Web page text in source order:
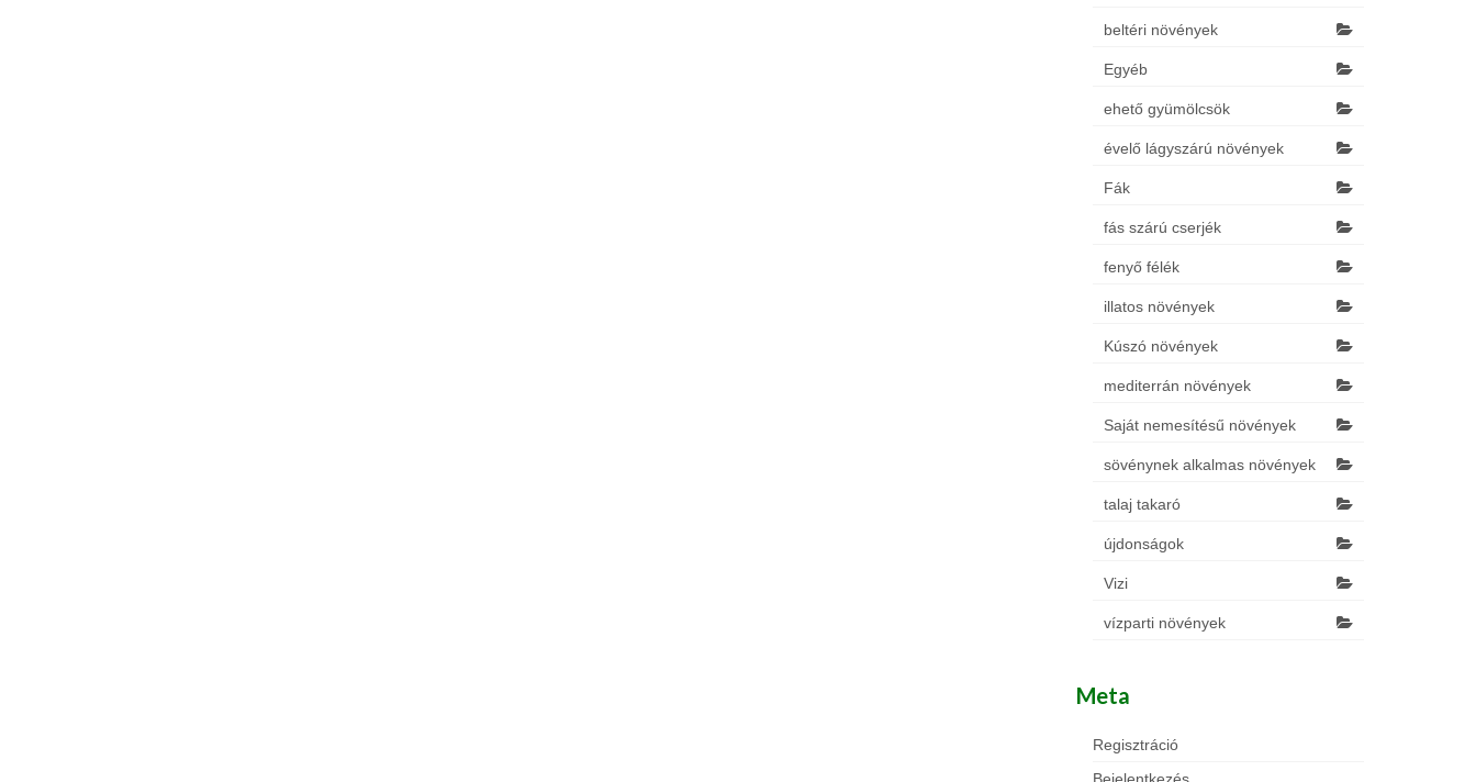
beltéri növények
Egyéb
ehető gyümölcsök
évelő lágyszárú növények
Fák
fás szárú cserjék
fenyő félék
illatos növények
Kúszó növények
mediterrán növények
Saját nemesítésű növények
sövénynek alkalmas növények
talaj takaró
újdonságok
Vizi
vízparti növények
Meta
Regisztráció